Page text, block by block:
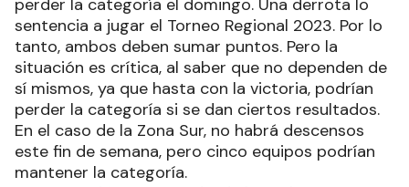
perder la categoría el domingo. Una derrota lo
sentencia a jugar el Torneo Regional 2023. Por lo
tanto, ambos deben sumar puntos. Pero la
situación es crítica, al saber que no dependen de
sí mismos, ya que hasta con la victoria, podrían
perder la categoría si se dan ciertos resultados.
En el caso de la Zona Sur, no habrá descensos
este fin de semana, pero cinco equipos podrían
mantener la categoría.